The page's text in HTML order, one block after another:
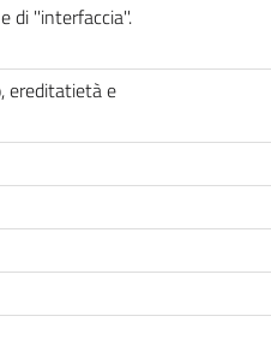
di ''interfaccia''.
ereditatietà e